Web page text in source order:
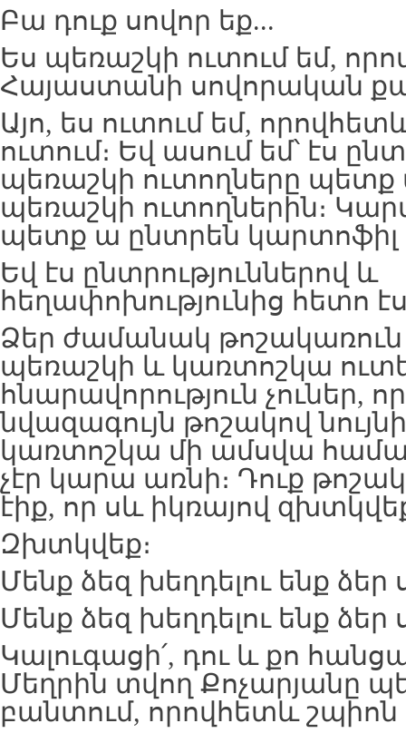
Բա դուք սովոր եք...
Ես պեռաշկի ուտում եմ,
Հայաստանի սովորական
Այո, ես ուտում եմ,
ուտում։ Եվ ասում եմ՝ էս
պեռաշկի ուտողները
պեռաշկի ուտողներին։
պետք ա ընտրեն կարտոֆիլ
Եվ էս ընտրություններով և
հեղափոխությունից հետո
Ձեր ժամանակ թոշակառուն
պեռաշկի և կառտոշկա
հնարավորություն չուներ,
նվազագույն թոշակով
կառտոշկա մի ամսվա
չէր կարա առնի։ Դուք
էիք, որ սև իկռայով
Զխտկվեք։
Մենք ձեզ խեղդելու ենք ձեր
Մենք ձեզ խեղդելու ենք ձեր
Կալուգացի՛, դու և քո
Մեղրին տվող Քոչարյանը
բանտում, որովհետև շպիոն